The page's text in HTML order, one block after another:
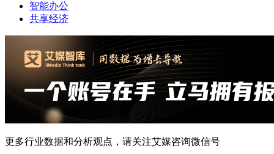
智能办公
共享经济
更多行业数据和分析观点，请关注艾媒咨询微信号